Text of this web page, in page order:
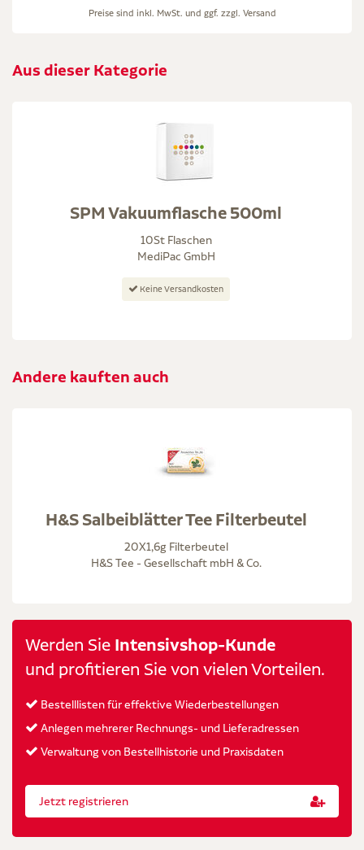
Preise sind inkl. MwSt. und ggf. zzgl. Versand
Aus dieser Kategorie
SPM Vakuumflasche 500ml
10St Flaschen
MediPac GmbH
Keine Versandkosten
Andere kauften auch
H&S Salbeiblätter Tee Filterbeutel
20X1,6g Filterbeutel
H&S Tee - Gesellschaft mbH & Co.
Werden Sie Intensivshop-Kunde
und profitieren Sie von vielen Vorteilen.
Bestelllisten für effektive Wiederbestellungen
Anlegen mehrerer Rechnungs- und Lieferadressen
Verwaltung von Bestellhistorie und Praxisdaten
Jetzt registrieren